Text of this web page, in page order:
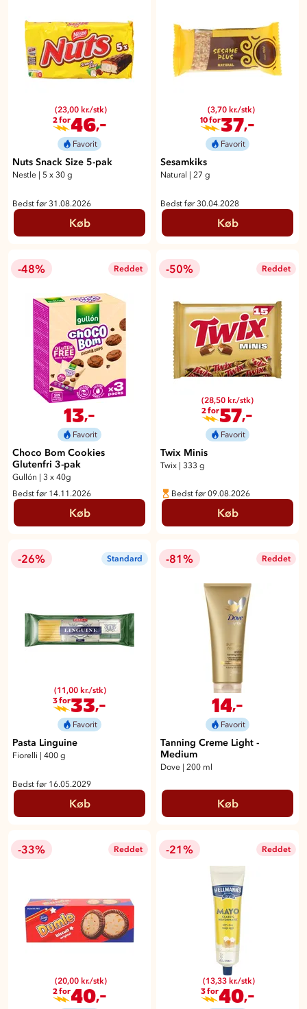
(23,00 kr./stk)
2 for46,-
Favorit
Nuts Snack Size 5-pak
Nestle 5 x 30 g
Bedst før 31.08.2026
Køb
(3,70 kr./stk)
10 for37,-
Favorit
Sesamkiks
Natural 27 g
Bedst før 30.04.2028
Køb
-48% Reddet
13 ,-
Favorit
Choco Bom Cookies
Glutenfri 3-pak
Gullón | 3 x 40g
Bedst før 14.11.2026
Køb
-50% Reddet
(28,50 kr./stk)
2 for57 ,-
Favorit
Twix Minis
Twix | 333 g
Bedst før 09.08.2026
Køb
-26% Standard
(11,00 kr./stk)
3 for33,-
Favorit
Pasta Linguine
Fiorelli 400 g
Bedst før 16.05.2029
Køb
-81% Reddet
14,-
Favorit
Tanning Creme Light -
Medium
Dove 200 ml
Køb
-33% Reddet
(20,00 kr./stk)
2 for40,-
-21% Reddet
(13,33 kr./stk)
3 for40,-